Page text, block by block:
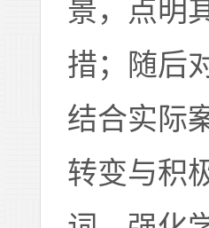
景，点明
措；随后
结合实际
转变与积